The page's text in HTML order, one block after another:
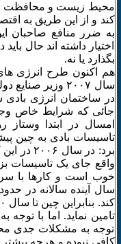
محیط زیست و محافظت از
کند و از این طریق به
به ضرر منافع صاحبان
اختیار داشته اند حال
بگذارد یا نه.
هم اکنون طرح انرژی
در ساختمان انرژی
جائی که شرایط خاص
امسال در ابتدا وستاز
تاسیسات بادی به چین
واقع جای یک تاسیسات
تامین نماید. اما با توجه
توجه به مشکلات جدی
کافی نبوده و هرچه